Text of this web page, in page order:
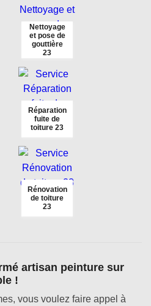
Nettoyage
et pose de
gouttière
23
Réparation
fuite de
toiture 23
Rénovation
de toiture
23
artisan peinture sur
!
vous voulez faire appel à